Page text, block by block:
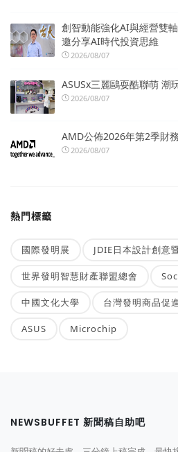
創智動能強化AI與經營雙
邀分享AI時代投資思維
2026/08/07
ASUSx三麗鷗耍酷聯萌 潮
2026/08/07
AMD公佈2026年第2季財
2026/08/07
熱門標籤
國際發明展 JDIE日本設計創意
世界發明智慧財產聯盟總會
中國文化大學 台灣發明商品促
ASUS Microchip
NEWSBUFFET 新聞稿自助吧